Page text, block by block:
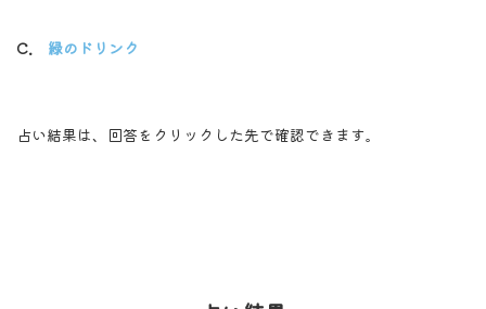
C. 緑のドリンク
占い結果は、回答をクリックした先で確認できます。